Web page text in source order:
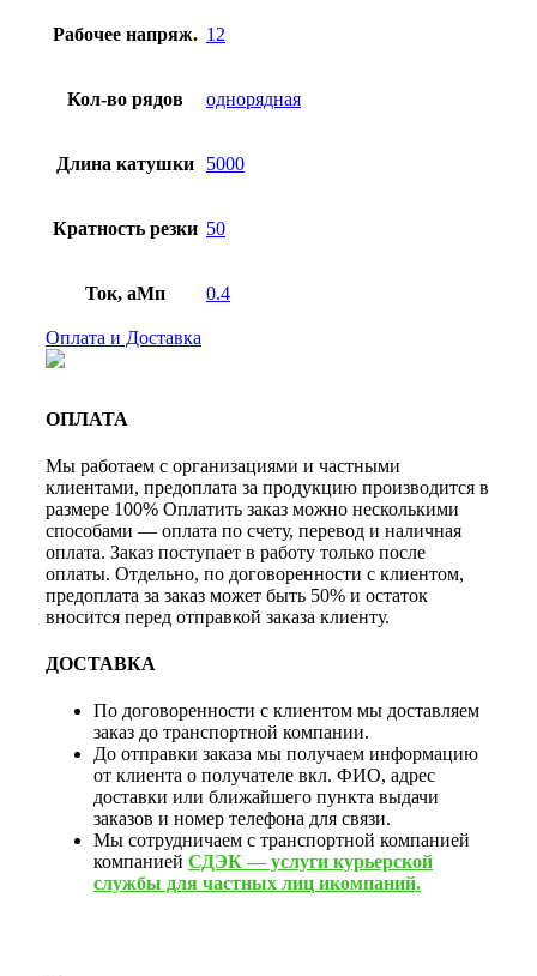
Рабочее напряж. 12
Кол-во рядов однорядная
Длина катушки 5000
Кратность резки 50
Ток, аМп 0.4
Оплата и Доставка
ОПЛАТА
Мы работаем с организациями и частными
клиентами, предоплата за продукцию производится в
размере 100% Оплатить заказ можно несколькими
способами — оплата по счету, перевод и наличная
оплата. Заказ поступает в работу только после
оплаты. Отдельно, по договоренности с клиентом,
предоплата за заказ может быть 50% и остаток
вносится перед отправкой заказа клиенту.
ДОСТАВКА
По договоренности с клиентом мы доставляем
заказ до транспортной компании.
До отправки заказа мы получаем информацию
от клиента о получателе вкл. ФИО, адрес
доставки или ближайшего пункта выдачи
заказов и номер телефона для связи.
Мы сотрудничаем с транспортной компанией
компанией СДЭК — услуги курьерской
службы для частных лиц икомпаний.